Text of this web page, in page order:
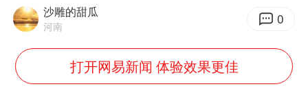
白海豚北上或致京津冀暴雨
猫咪过火把节被抹成黑猫
沙雕的甜瓜
河南 0
打开网易新闻 体验效果更佳